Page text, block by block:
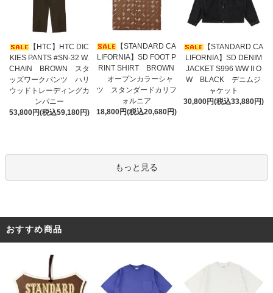
【HTC】HTC DIC
KIES PANTS #SN-32 W.
CHAIN BROWN スタ
ッズワークパンツ ハリ
ウッドトレーディングカ
ンパニー
53,800円(税込59,180円)
【STANDARD CA
LIFORNIA】SD FOOT P
RINT SHIRT BROWN
オープンカラーシャ
ツ スタンダードカリフ
ォルニア
18,800円(税込20,680円)
【STANDARD CA
LIFORNIA】SD DENIM
JACKET S996 WW II O
W BLACK デニムジ
ャケット
30,800円(税込33,880円)
もっと見る
おすすめ商品